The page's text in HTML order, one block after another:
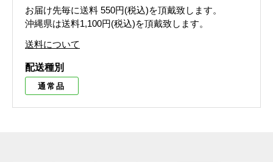
お届け先毎に送料 550円(税込)を頂戴致します。
沖縄県は送料1,100円(税込)を頂戴致します。
送料について
配送種別
通常品